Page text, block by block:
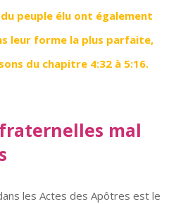
peuple élu ont également
leur forme la plus parfaite,
du chapitre 4:32 à 5:16.
mal
les Actes des Apôtres est le